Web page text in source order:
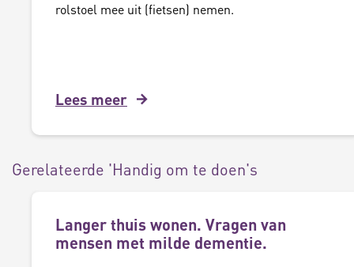
rolstoel mee uit (fietsen) nemen.
Lees meer
Gerelateerde 'Handig om te doen's
Langer thuis wonen. Vragen van
mensen met milde dementie.